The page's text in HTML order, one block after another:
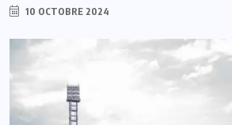
10 OCTOBRE 2024